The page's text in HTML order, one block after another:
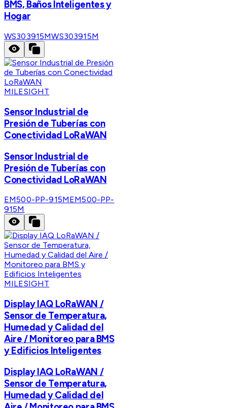
BMS, Baños Inteligentes y
Hogar
WS303915MWS303915M
MILESIGHT
Sensor Industrial de
Presión de Tuberías con
Conectividad LoRaWAN
Sensor Industrial de
Presión de Tuberías con
Conectividad LoRaWAN
EM500-PP-915MEM500-PP-
915M
MILESIGHT
Display IAQ LoRaWAN /
Sensor de Temperatura,
Humedad y Calidad del
Aire / Monitoreo para BMS
y Edificios Inteligentes
Display IAQ LoRaWAN /
Sensor de Temperatura,
Humedad y Calidad del